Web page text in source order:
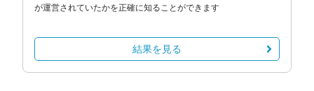
が運営されていたかを正確に知ることができます
結果を見る